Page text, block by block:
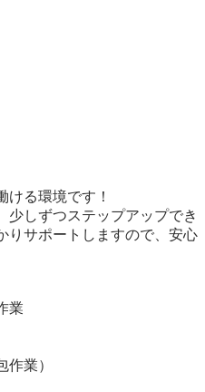
ける環境です！
少しずつステップアップでき
りサポートしますので、安心
業
作業）